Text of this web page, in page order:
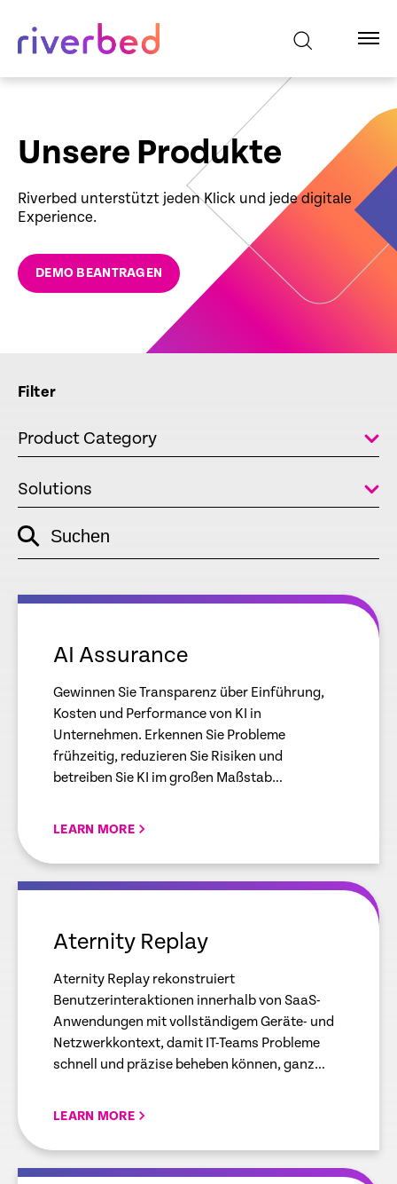
Unsere Produkte
Riverbed unterstützt jeden Klick und jede digitale
Experience.
DEMO BEANTRAGEN
Filter
Product Category
Solutions
empty
link
Suchen
empty
AI Assurance
Gewinnen Sie Transparenz über Einführung,
Kosten und Performance von KI in
Unternehmen. Erkennen Sie Probleme
frühzeitig, reduzieren Sie Risiken und
betreiben Sie KI im großen Maßstab
LEARN MORE
empty
Aternity Replay
Aternity Replay rekonstruiert
Benutzerinteraktionen innerhalb von SaaS-
Anwendungen mit vollständigem Geräte- und
Netzwerkkontext, damit IT-Teams Probleme
schnell und präzise beheben können, ganz
LEARN MORE
empty